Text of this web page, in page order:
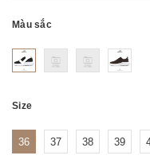
Màu sắc
Size
36 37 38 39